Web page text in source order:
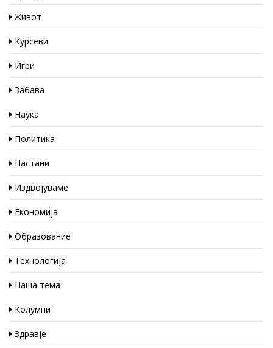
Живот
Курсеви
Игри
Забава
Наука
Политика
Настани
Издвојуваме
Економија
Образование
Технологија
Наша тема
Колумни
Здравје